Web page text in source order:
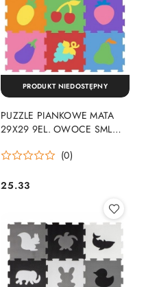
PUZZLE PIANKOWE MATA
29X29 9EL. OWOCE SML
(0)
Cena:
25.33
PRODUKT NIEDOSTĘPNY